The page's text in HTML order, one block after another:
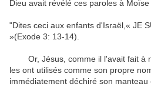
Dieu avait révélé ces paroles à
"Dites ceci aux enfants d'Israël « JE
»(Exode 3: 13-14)
Or, Jésus comme il l'avait fait à
les ont utilisés comme son propre
immédiatement déchiré son manteau